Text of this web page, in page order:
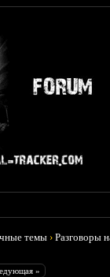
темы ›Разговоры
»